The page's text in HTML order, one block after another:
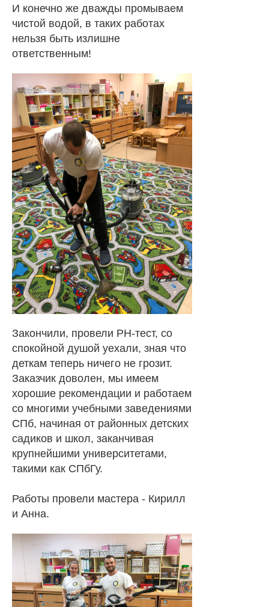
И конечно же дважды промываем
чистой водой, в таких работах
нельзя быть излишне
ответственным!
Закончили, провели PH-тест, со
спокойной душой уехали, зная что
деткам теперь ничего не грозит.
Заказчик доволен, мы имеем
хорошие рекомендации и работаем
со многими учебными заведениями
СПб, начиная от районных детских
садиков и школ, заканчивая
крупнейшими университетами,
такими как СПбГу.
Работы провели мастера - Кирилл
и Анна.